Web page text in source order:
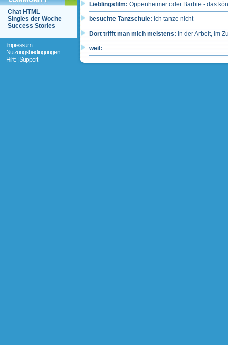
Chat HTML
Singles der Woche
Success Stories
Impressum
Nutzungsbedingungen
Hilfe | Support
Lieblingsfilm: Oppenheimer oder Barbie - das
besuchte Tanzschule: ich tanze nicht
Dort trifft man mich meistens: in der Arbeit, im
weil: